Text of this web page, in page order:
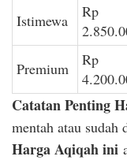
Istimewa
Rp
Premium
Rp
Catatan Penting
mentah atau
Harga Aqiqah ini